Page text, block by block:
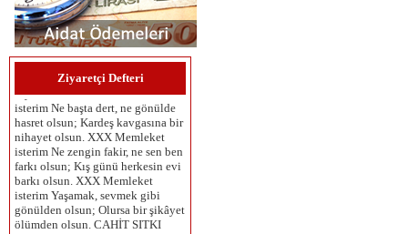
Ziyaretçi Defteri
Umut Çaykara (İzmir ) -
06.06.2025 12:00:00
MEMLEKET İSTERİM Memleket
isterim Gök mavi, dal yeşil, tarla
sarı olsun; Kuşların çiçeklerin
diyarı olsun. XXX Memleket
isterim Ne başta dert, ne gönülde
hasret olsun; Kardeş kavgasına bir
nihayet olsun. XXX Memleket
isterim Ne zengin fakir, ne sen ben
farkı olsun; Kış günü herkesin evi
barkı olsun. XXX Memleket
isterim Yaşamak, sevmek gibi
gönülden olsun; Olursa bir şikâyet
ölümden olsun. CAHİT SITKI
TARANCI